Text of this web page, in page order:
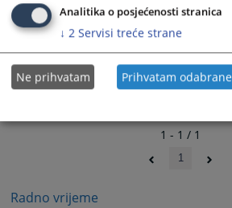
Radno vrijeme
1 - 1 / 1
1
Analitika o posjećenosti stranica
↓ 2 Servisi treće strane
Ne prihvatam Prihvatam odabrane